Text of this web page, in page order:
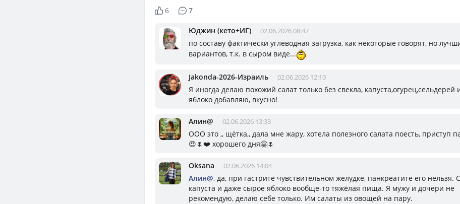
6 7
Юджин (кето+ИГ) 02.06.2026 08:47
по составу фактически углеводная загрузка, как некоторые говорят, но
вариантов, т.к. в сыром виде...
Jakonda-2026-Израиль 02.06.2026 12:10
Я иногда делаю похожий салат только без свекла, капуста,огурец,сельдерей
яблоко добавляю, вкусно!
Алин@ 02.06.2026 13:33
ООО это ,, щётка,, дала мне жару, хотела полезного салата поесть, приступ
😍🌷❤️ хорошего дня🤗🌷
Oksana 02.06.2026 14:04
Алин@, да, при гастрите чувствительном желудке, панкреатите его нельзя.
капуста и даже сырое яблоко вообще-то тяжёлая пища. Я мужу и дочери не
рекомендую, делаю себе только. Им салаты из овощей на пару.